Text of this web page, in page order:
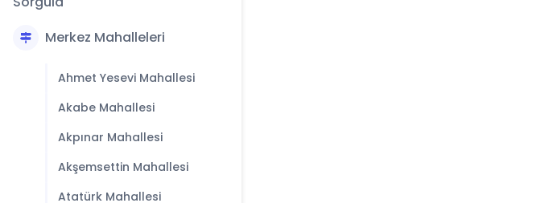
Merkez Mahalleleri
Ahmet Yesevi Mahallesi
Akabe Mahallesi
Akpınar Mahallesi
Akşemsettin Mahallesi
Atatürk Mahallesi